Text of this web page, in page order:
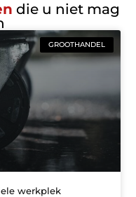
die u niet mag
GROOTHANDEL
werkplek